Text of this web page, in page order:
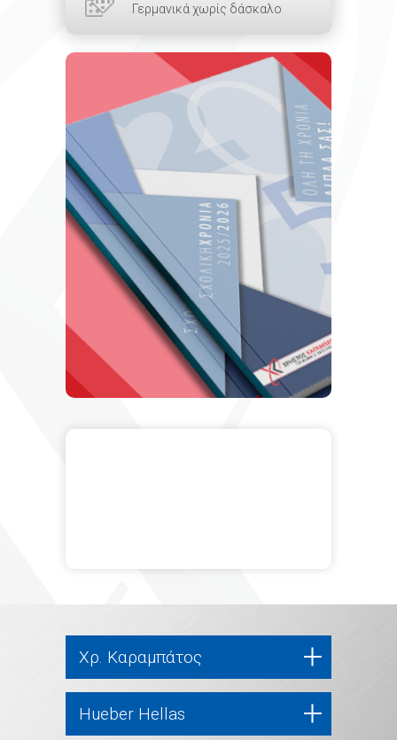
Γερμανικά χωρίς δάσκαλο
Χρ. Καραμπάτος
Hueber Hellas